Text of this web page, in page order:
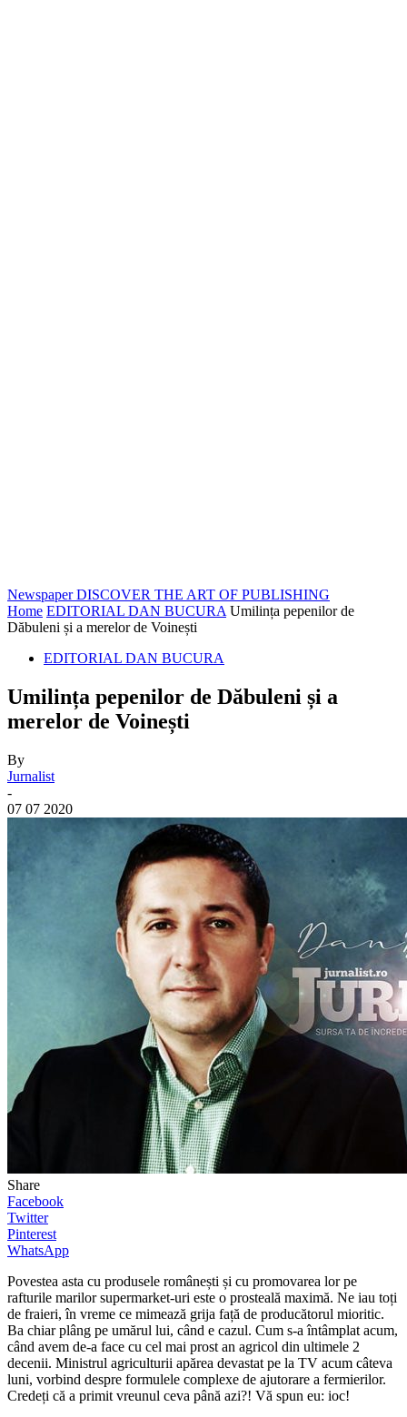
Newspaper DISCOVER THE ART OF PUBLISHING
Home EDITORIAL DAN BUCURA Umilința pepenilor de
Dăbuleni și a merelor de Voinești
EDITORIAL DAN BUCURA
Umilința pepenilor de Dăbuleni și a
merelor de Voinești
By
Jurnalist
-
07 07 2020
Share
Facebook
Twitter
Pinterest
WhatsApp
Povestea asta cu produsele românești și cu promovarea lor pe
rafturile marilor supermarket-uri este o prosteală maximă. Ne iau toți
de fraieri, în vreme ce mimează grija față de producătorul mioritic.
Ba chiar plâng pe umărul lui, când e cazul. Cum s-a întâmplat acum,
când avem de-a face cu cel mai prost an agricol din ultimele 2
decenii. Ministrul agriculturii apărea devastat pe la TV acum câteva
luni, vorbind despre formulele complexe de ajutorare a fermierilor.
Credeți că a primit vreunul ceva până azi?! Vă spun eu: ioc!